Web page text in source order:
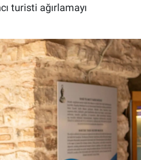
turisti ağırlamayı